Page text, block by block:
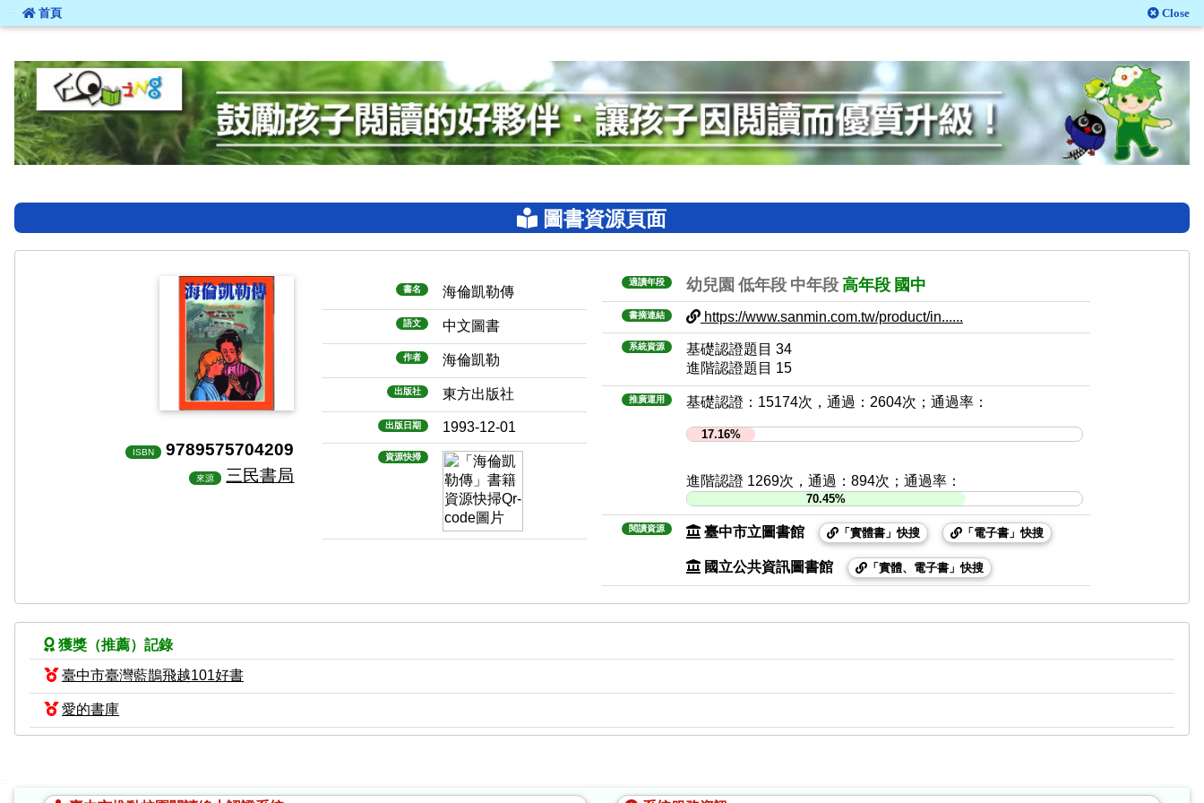
::: 首頁 Close
圖書資源頁面
ISBN 9789575704209
來源 三民書局
書名 海倫凱勒傳
語文 中文圖書
作者 海倫凱勒
出版社 東方出版社
出版日期 1993-12-01
資源快掃
適讀年段 幼兒園 低年段 中年段 高年段 國中
書摘連結 https://www.sanmin.com.tw/product/in......
系統資源
基礎認證題目 34
進階認證題目 15
推廣運用 基礎認證：15174次，通過：2604次；通過率：
17.16%
進階認證 1269次，通過：894次；通過率：
70.45%
閱讀資源 臺中市立圖書館 「實體書」快搜 「電子書」快搜
國立公共資訊圖書館 「實體、電子書」快搜
獲獎（推薦）記錄
臺中市臺灣藍鵲飛越101好書
愛的書庫